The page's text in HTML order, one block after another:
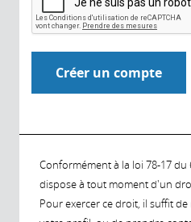
Conformément à la loi 78-17 du
dispose à tout moment d'un
Pour exercer ce droit, il suffit